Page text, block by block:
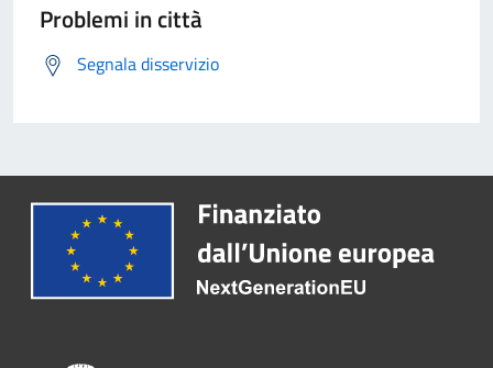
Problemi in città
Segnala disservizio